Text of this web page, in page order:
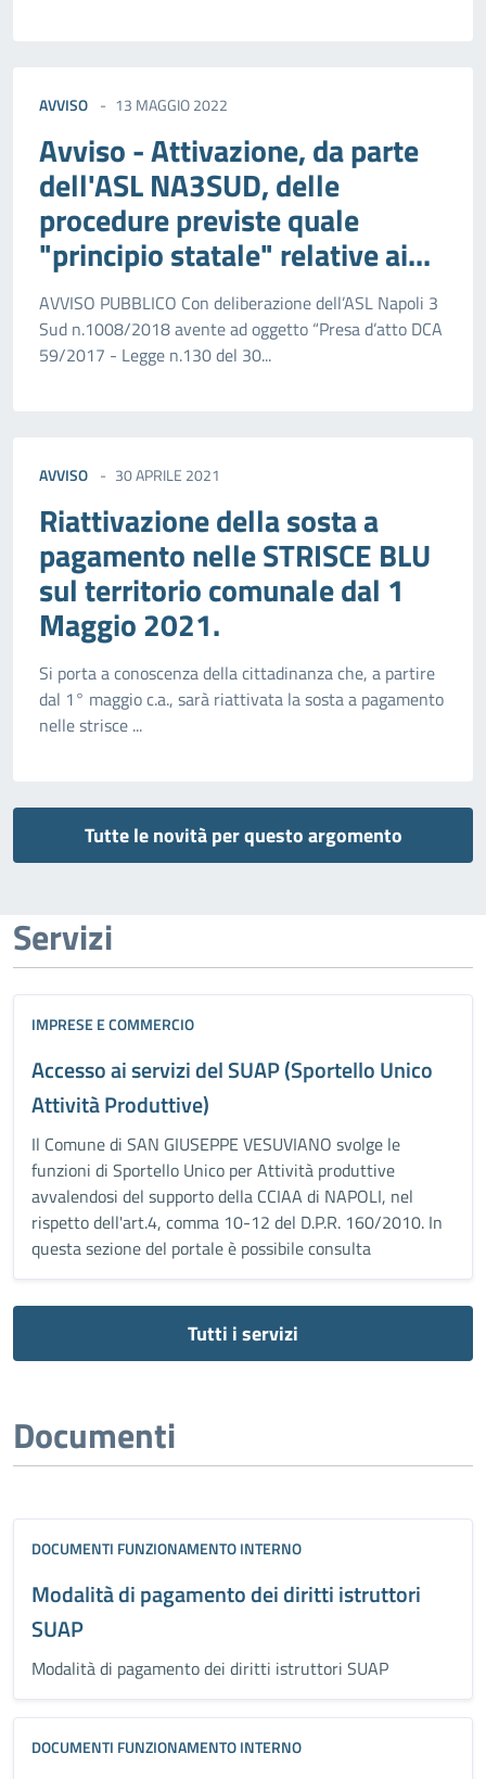
AVVISO 13 MAGGIO 2022
Avviso - Attivazione, da parte
dell'ASL NA3SUD, delle
procedure previste quale
"principio statale" relative ai...
AVVISO PUBBLICO Con deliberazione dell’ASL Napoli 3
Sud n.1008/2018 avente ad oggetto “Presa d’atto DCA
59/2017 - Legge n.130 del 30...
AVVISO 30 APRILE 2021
Riattivazione della sosta a
pagamento nelle STRISCE BLU
sul territorio comunale dal 1
Maggio 2021.
Si porta a conoscenza della cittadinanza che, a partire
dal 1° maggio c.a., sarà riattivata la sosta a pagamento
nelle strisce ...
Tutte le novità per questo argomento
Servizi
IMPRESE E COMMERCIO
Accesso ai servizi del SUAP (Sportello Unico
Attività Produttive)
Il Comune di SAN GIUSEPPE VESUVIANO svolge le
funzioni di Sportello Unico per Attività produttive
avvalendosi del supporto della CCIAA di NAPOLI, nel
rispetto dell'art.4, comma 10-12 del D.P.R. 160/2010. In
questa sezione del portale è possibile consulta
Tutti i servizi
Documenti
DOCUMENTI FUNZIONAMENTO INTERNO
Modalità di pagamento dei diritti istruttori
SUAP
Modalità di pagamento dei diritti istruttori SUAP
DOCUMENTI FUNZIONAMENTO INTERNO